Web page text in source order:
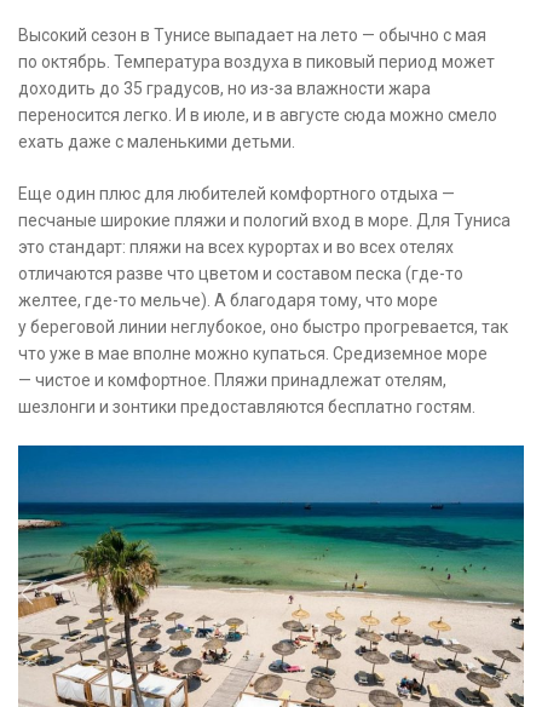
Высокий сезон в Тунисе выпадает на лето — обычно с мая
по октябрь. Температура воздуха в пиковый период может
доходить до 35 градусов, но из-за влажности жара
переносится легко. И в июле, и в августе сюда можно смело
ехать даже с маленькими детьми.
Еще один плюс для любителей комфортного отдыха —
песчаные широкие пляжи и пологий вход в море. Для Туниса
это стандарт: пляжи на всех курортах и во всех отелях
отличаются разве что цветом и составом песка (где-то
желтее, где-то мельче). А благодаря тому, что море
у береговой линии неглубокое, оно быстро прогревается, так
что уже в мае вполне можно купаться. Средиземное море
— чистое и комфортное. Пляжи принадлежат отелям,
шезлонги и зонтики предоставляются бесплатно гостям.